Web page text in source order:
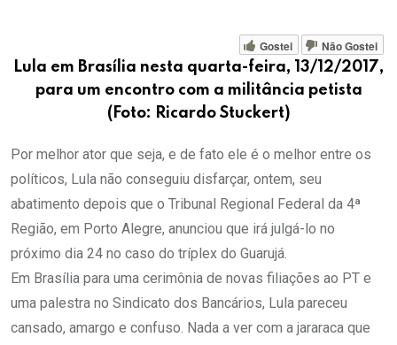
Email
Gostei
Não Gostei
Lula em Brasília nesta quarta-feira, 13/12/2017,
para um encontro com a militância petista
(Foto: Ricardo Stuckert)
Por melhor ator que seja, e de fato ele é o melhor entre os
políticos, Lula não conseguiu disfarçar, ontem, seu
abatimento depois que o Tribunal Regional Federal da 4ª
Região, em Porto Alegre, anunciou que irá julgá-lo no
próximo dia 24 no caso do tríplex do Guarujá.
Em Brasília para uma cerimônia de novas filiações ao PT e
uma palestra no Sindicato dos Bancários, Lula pareceu
cansado, amargo e confuso. Nada a ver com a jararaca que